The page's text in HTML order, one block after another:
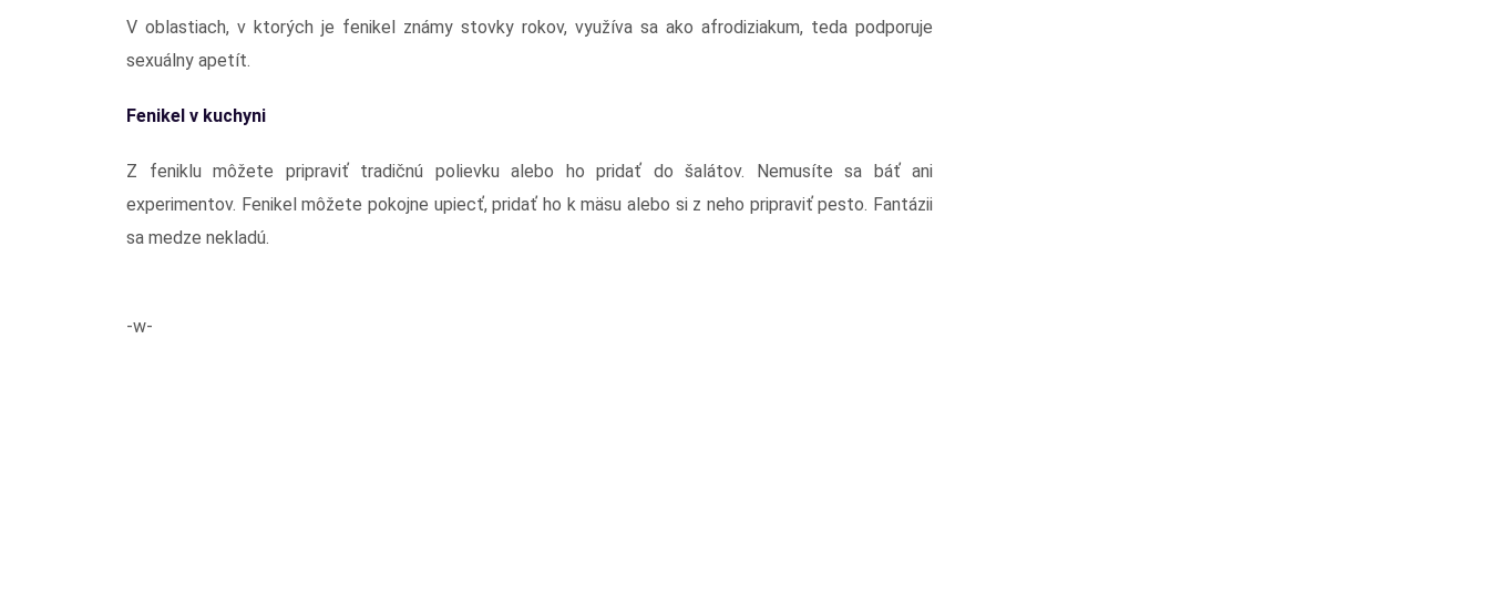
V oblastiach, v ktorých je fenikel známy stovky rokov, využíva sa ako afrodiziakum, teda podporuje
sexuálny apetít.
Fenikel v kuchyni
Z feniklu môžete pripraviť tradičnú polievku alebo ho pridať do šalátov. Nemusíte sa báť ani
experimentov. Fenikel môžete pokojne upiecť, pridať ho k mäsu alebo si z neho pripraviť pesto. Fantázii
sa medze nekladú.
-w-